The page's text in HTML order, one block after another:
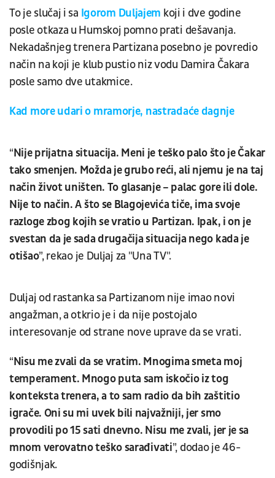
To je slučaj i sa Igorom Duljajem koji i dve godine
posle otkaza u Humskoj pomno prati dešavanja.
Nekadašnjeg trenera Partizana posebno je povredio
način na koji je klub pustio niz vodu Damira Čakara
posle samo dve utakmice.
Kad more udari o mramorje, nastradaće dagnje
“Nije prijatna situacija. Meni je teško palo što je Čakar
tako smenjen. Možda je grubo reći, ali njemu je na taj
način život uništen. To glasanje – palac gore ili dole.
Nije to način. A što se Blagojevića tiče, ima svoje
razloge zbog kojih se vratio u Partizan. Ipak, i on je
svestan da je sada drugačija situacija nego kada je
otišao”, rekao je Duljaj za "Una TV".
Duljaj od rastanka sa Partizanom nije imao novi
angažman, a otkrio je i da nije postojalo
interesovanje od strane nove uprave da se vrati.
“Nisu me zvali da se vratim. Mnogima smeta moj
temperament. Mnogo puta sam iskočio iz tog
konteksta trenera, a to sam radio da bih zaštitio
igrače. Oni su mi uvek bili najvažniji, jer smo
provodili po 15 sati dnevno. Nisu me zvali, jer je sa
mnom verovatno teško sarađivati”, dodao je 46-
godišnjak.